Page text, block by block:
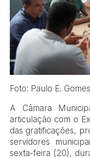
Foto: Paulo E. Gomes
A Câmara
articulação com o
das gratificações,
servidores
sexta-feira (20),